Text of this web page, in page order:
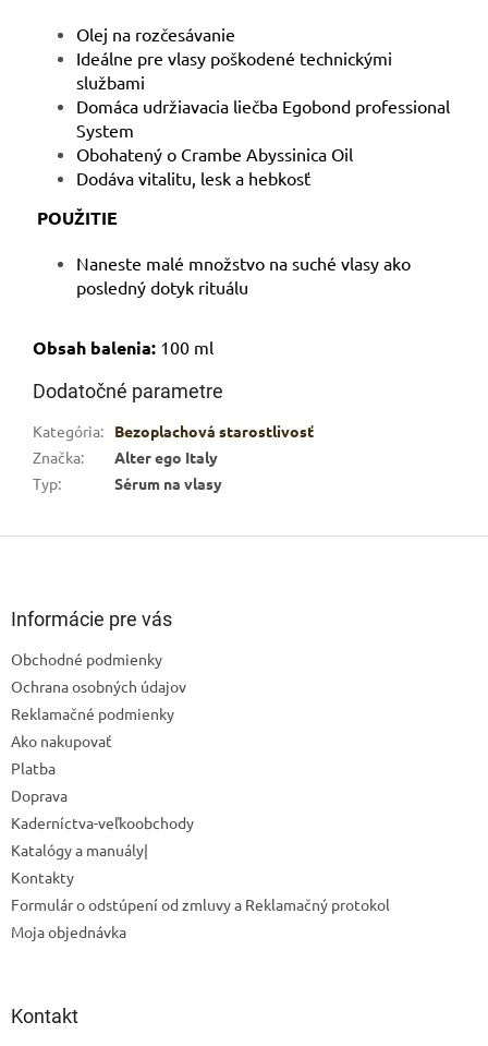
Olej na rozčesávanie
Ideálne pre vlasy poškodené technickými
službami
Domáca udržiavacia liečba Egobond professional
System
Obohatený o Crambe Abyssinica Oil
Dodáva vitalitu, lesk a hebkosť
POUŽITIE
Naneste malé množstvo na suché vlasy ako
posledný dotyk rituálu
Obsah balenia: 100 ml
Dodatočné parametre
Kategória:
Bezoplachová starostlivosť
Značka:
Alter ego Italy
Typ: Sérum na vlasy
Informácie pre vás
Obchodné podmienky
Ochrana osobných údajov
Reklamačné podmienky
Ako nakupovať
Platba
Doprava
Kaderníctva-veľkoobchody
Katalógy a manuály|
Kontakty
Formulár o odstúpení od zmluvy a Reklamačný protokol
Moja objednávka
Kontakt